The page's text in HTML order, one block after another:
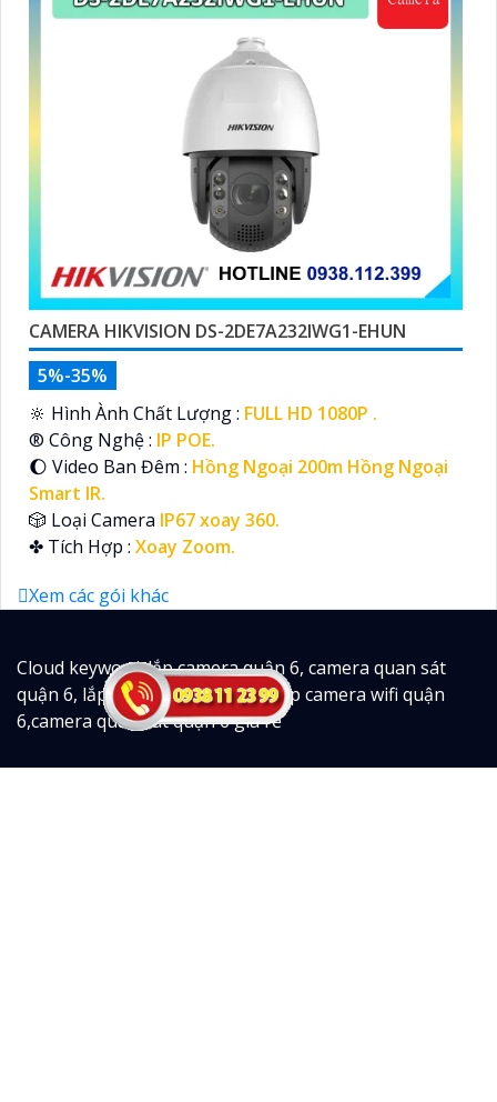
CAMERA HIKVISION DS-2DE7A232IWG1-EHUN
5%-35%
🔆 Hình Ành Chất Lượng : FULL HD 1080P .
®️ Công Nghệ : IP POE.
🌔 Video Ban Đêm : Hồng Ngoại 200m Hồng Ngoại
Smart IR.
🎲 Loại Camera IP67 xoay 360.
️✤ Tích Hợp : Xoay Zoom.
Xem các gói khác
Cloud keyword: lắp camera quận 6, camera quan sát
quận 6, lắp đặt camera quận 6, lắp camera wifi quận
6,camera quan sát quận 6 giá rẻ